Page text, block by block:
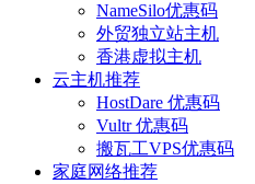
NameSilo优惠码
外贸独立站主机
香港虚拟主机
云主机推荐
HostDare 优惠码
Vultr 优惠码
搬瓦工VPS优惠码
家庭网络推荐